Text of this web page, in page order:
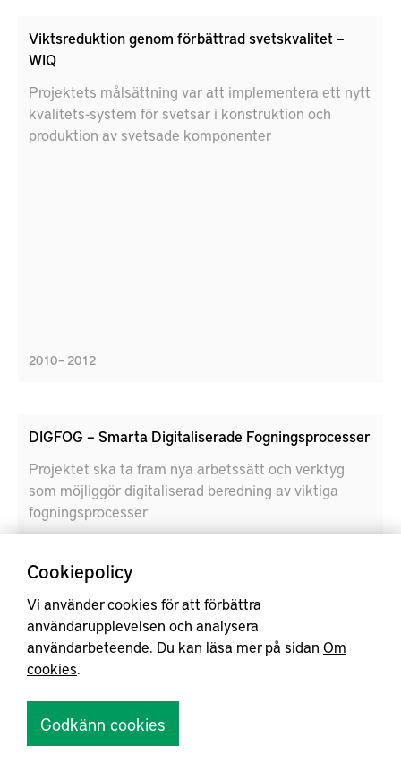
Viktsreduktion genom förbättrad svetskvalitet –
WIQ
Projektets målsättning var att implementera ett nytt
kvalitets-system för svetsar i konstruktion och
produktion av svetsade komponenter
2010 – 2012
DIGFOG – Smarta Digitaliserade Fogningsprocesser
Projektet ska ta fram nya arbetssätt och verktyg
som möjliggör digitaliserad beredning av viktiga
fogningsprocesser
Cookiepolicy
Vi använder cookies för att förbättra
användarupplevelsen och analysera
användarbeteende. Du kan läsa mer på sidan Om
cookies.
Godkänn cookies